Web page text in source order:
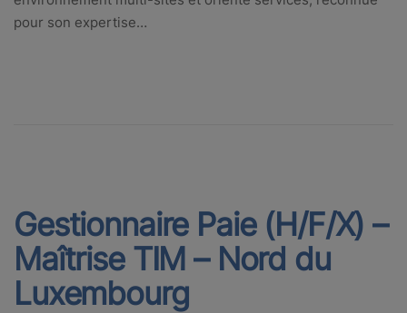
pour son expertise…
Gestionnaire Paie (H/F/X) –
Maîtrise TIM – Nord du
Luxembourg